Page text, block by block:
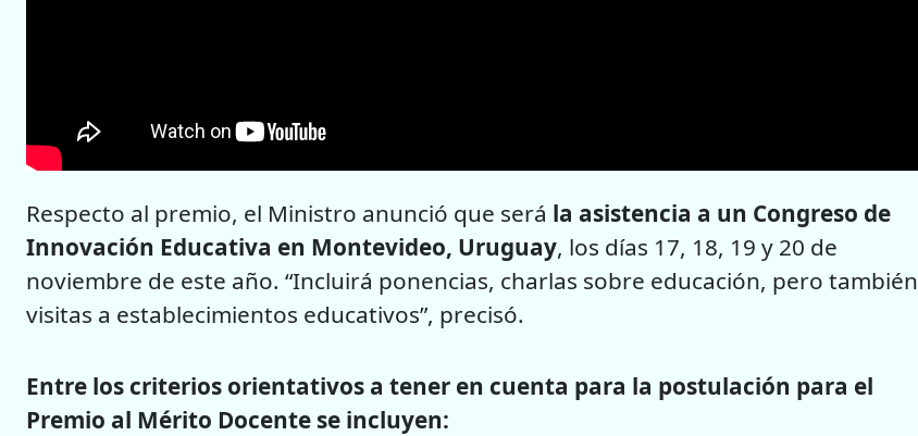
Respecto al premio, el Ministro anunció que será la asistencia a un Congreso de
Innovación Educativa en Montevideo, Uruguay, los días 17, 18, 19 y 20 de
noviembre de este año. “Incluirá ponencias, charlas sobre educación, pero también
visitas a establecimientos educativos”, precisó.
Entre los criterios orientativos a tener en cuenta para la postulación para el
Premio al Mérito Docente se incluyen: